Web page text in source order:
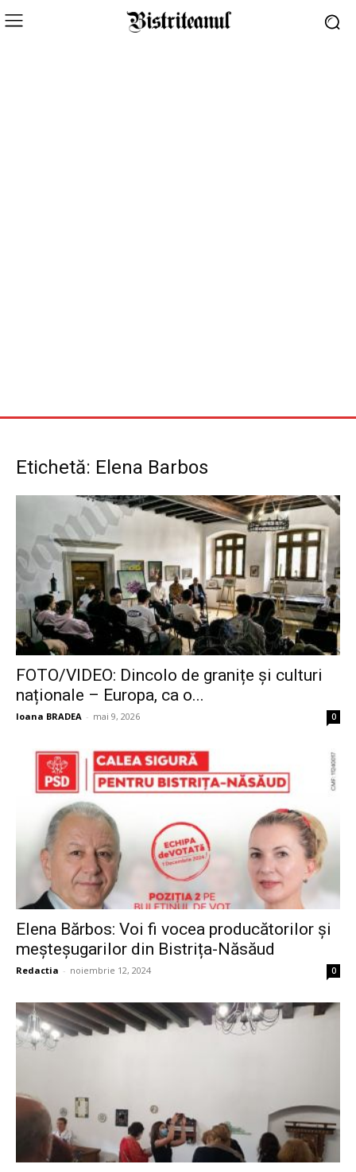
Etichetă: Elena Barbos
FOTO/VIDEO: Dincolo de granițe și culturi
naționale – Europa, ca o...
Ioana BRADEA - mai 9, 2026 0
Elena Bărbos: Voi fi vocea producătorilor și
meșteșugarilor din Bistrița-Năsăud
Redactia - noiembrie 12, 2024 0